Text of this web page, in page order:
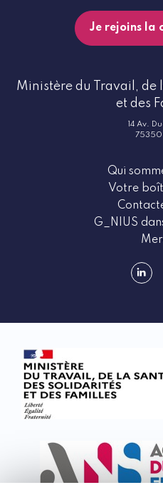
Je rejoins la
Ministère du Travail, de
et des
14 Av.
75350
Qui
Votre
G_NIUS